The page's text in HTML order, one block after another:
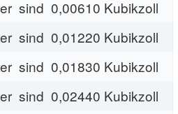
sind 0,00610 Kubikzoll
sind 0,01220 Kubikzoll
sind 0,01830 Kubikzoll
sind 0,02440 Kubikzoll